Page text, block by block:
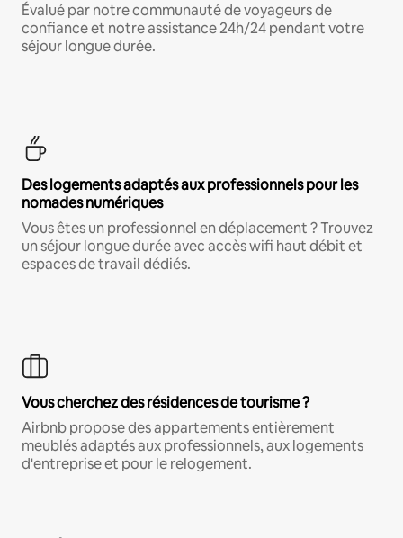
Évalué par notre communauté de voyageurs de
confiance et notre assistance 24h/24 pendant votre
séjour longue durée.
Des logements adaptés aux professionnels pour les
nomades numériques
Vous êtes un professionnel en déplacement ? Trouvez
un séjour longue durée avec accès wifi haut débit et
espaces de travail dédiés.
Vous cherchez des résidences de tourisme ?
Airbnb propose des appartements entièrement
meublés adaptés aux professionnels, aux logements
d'entreprise et pour le relogement.